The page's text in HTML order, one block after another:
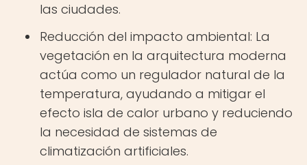
las ciudades.
Reducción del impacto ambiental: La
vegetación en la arquitectura moderna
actúa como un regulador natural de la
temperatura, ayudando a mitigar el
efecto isla de calor urbano y reduciendo
la necesidad de sistemas de
climatización artificiales.